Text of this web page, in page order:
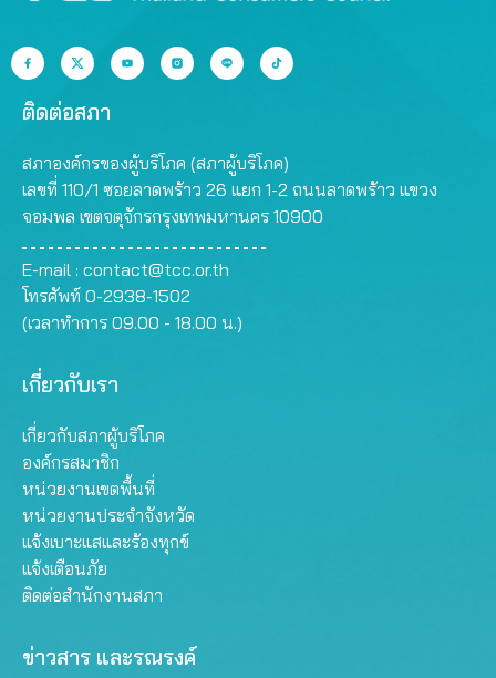
ติดต่อสภา
สภาองค์กรของผู้บริโภค (สภาผู้บริโภค)
เลขที่ 110/1 ซอยลาดพร้าว 26 แยก 1-2 ถนนลาดพร้าว แขวง
จอมพล เขตจตุจักรกรุงเทพมหานคร 10900
E-mail : contact@tcc.or.th
โทรศัพท์ 0-2938-1502
(เวลาทำการ 09.00 - 18.00 น.)
เกี่ยวกับเรา
เกี่ยวกับสภาผู้บริโภค
องค์กรสมาชิก
หน่วยงานเขตพื้นที่
หน่วยงานประจำจังหวัด
แจ้งเบาะแสและร้องทุกข์
แจ้งเตือนภัย
ติดต่อสำนักงานสภา
ข่าวสาร และรณรงค์